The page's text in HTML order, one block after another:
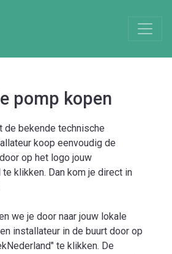
pomp kopen
de bekende technische
koop eenvoudig de
op het logo jouw
klikken. Dan kom je direct in
we je door naar jouw lokale
installateur in de buurt door op
te klikken. De